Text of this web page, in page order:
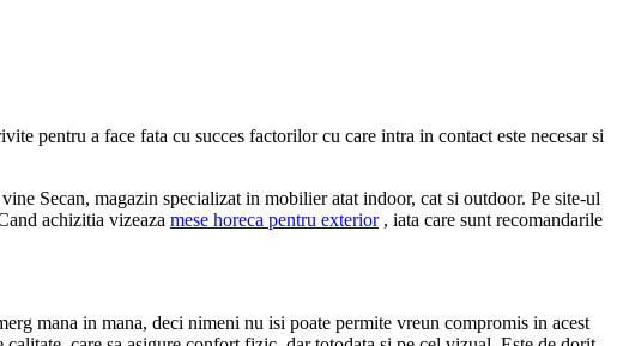
pentru a face fata cu succes factorilor cu care intra in contact este necesar si
Secan, magazin specializat in mobilier atat indoor, cat si outdoor. Pe site-ul
achizitia vizeaza mese horeca pentru exterior, iata care sunt recomandarile
mana in mana, deci nimeni nu isi poate permite vreun compromis in acest